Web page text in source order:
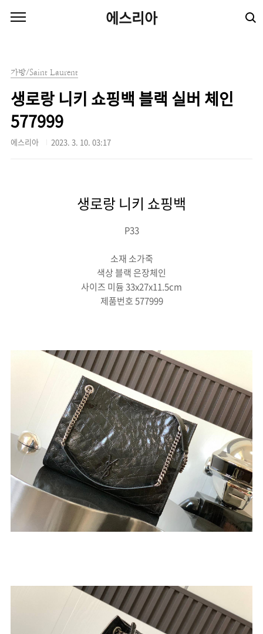
에스리아
가방/Saint Laurent
생로랑 니키 쇼핑백 블랙 실버 체인
577999
에스리아 2023. 3. 10. 03:17
생로랑 니키 쇼핑백
P33
소재 소가죽
색상 블랙 은장체인
사이즈 미듐 33x27x11.5cm
제품번호 577999